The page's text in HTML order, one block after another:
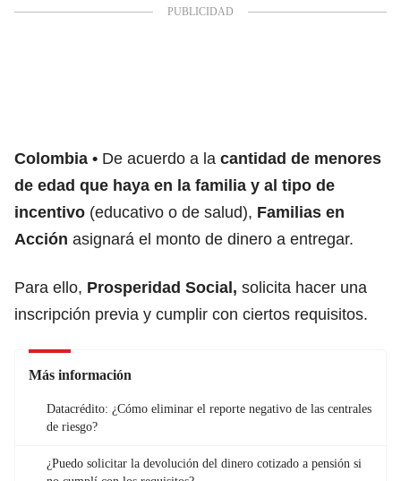
Colombia De acuerdo a la cantidad de menores
de edad que haya en la familia y al tipo de
incentivo (educativo o de salud), Familias en
Acción asignará el monto de dinero a entregar.
Para ello, Prosperidad Social, solicita hacer una
inscripción previa y cumplir con ciertos requisitos.
Más información
Datacrédito: ¿Cómo eliminar el reporte negativo de las centrales
de riesgo?
¿Puedo solicitar la devolución del dinero cotizado a pensión si